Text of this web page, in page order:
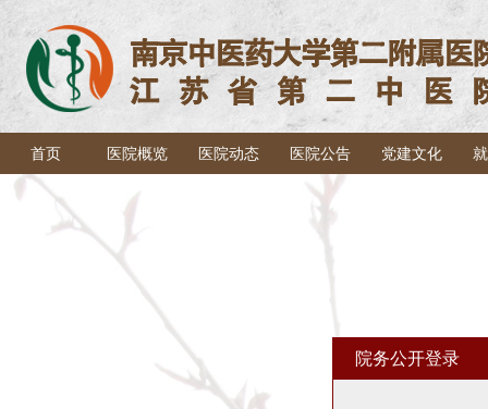
首页 医院概览 医院动态 医院公告 党建文化
院务公开登录